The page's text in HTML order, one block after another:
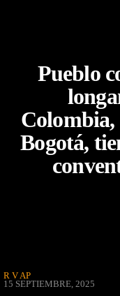
Pueblo
Colombia,
Bogotá,
R V AP
15 SEPTIEMBRE, 2025